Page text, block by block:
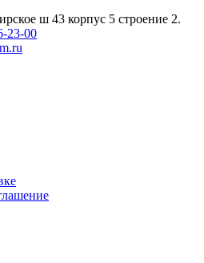
ш 43 корпус 5 строение 2.
23-00